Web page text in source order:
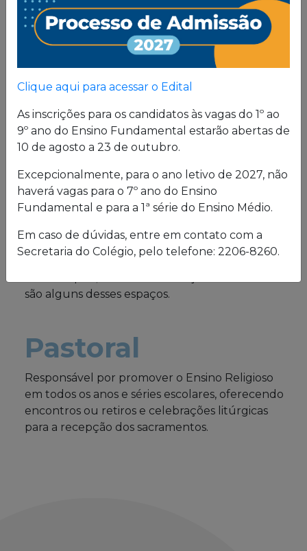
Proposta
Pedagógica
formação, pautada em valores cristãos e um
consistente conhecimento acadêmico.
Estrutura física
O Colégio oferece uma excelente estrutura para
atender a seus alunos em período integral.
Laboratórios de Química, Física e Biologia; salas
de leitura e de grupo; biblioteca; cybersala;
auditórios; complexo esportivo; piscina
são alguns desses espaços.
Pastoral
Responsável por promover o Ensino Religioso
em todos os anos e séries escolares, oferecendo
encontros ou retiros e celebrações litúrgicas
para a recepção dos sacramentos.
Clique aqui para acessar o Edital
As inscrições para os candidatos às vagas do 1º ao
9º ano do Ensino Fundamental estarão abertas de
10 de agosto a 23 de outubro.
Excepcionalmente, para o ano letivo de 2027, não
haverá vagas para o 7º ano do Ensino
Fundamental e para a 1ª série do Ensino Médio.
Em caso de dúvidas, entre em contato com a
Secretaria do Colégio, pelo telefone: 2206-8260.